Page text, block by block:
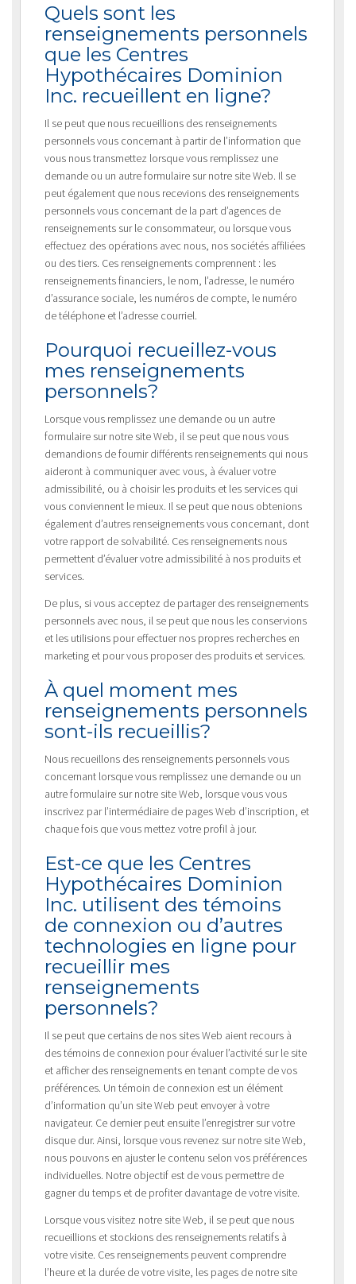
Quels sont les
renseignements personnels
que les Centres
Hypothécaires Dominion
Inc. recueillent en ligne?
Il se peut que nous recueillions des renseignements
personnels vous concernant à partir de l’information que
vous nous transmettez lorsque vous remplissez une
demande ou un autre formulaire sur notre site Web. Il se
peut également que nous recevions des renseignements
personnels vous concernant de la part d’agences de
renseignements sur le consommateur, ou lorsque vous
effectuez des opérations avec nous, nos sociétés affiliées
ou des tiers. Ces renseignements comprennent : les
renseignements financiers, le nom, l’adresse, le numéro
d’assurance sociale, les numéros de compte, le numéro
de téléphone et l’adresse courriel.
Pourquoi recueillez-vous
mes renseignements
personnels?
Lorsque vous remplissez une demande ou un autre
formulaire sur notre site Web, il se peut que nous vous
demandions de fournir différents renseignements qui nous
aideront à communiquer avec vous, à évaluer votre
admissibilité, ou à choisir les produits et les services qui
vous conviennent le mieux. Il se peut que nous obtenions
également d’autres renseignements vous concernant, dont
votre rapport de solvabilité. Ces renseignements nous
permettent d’évaluer votre admissibilité à nos produits et
services.
De plus, si vous acceptez de partager des renseignements
personnels avec nous, il se peut que nous les conservions
et les utilisions pour effectuer nos propres recherches en
marketing et pour vous proposer des produits et services.
À quel moment mes
renseignements personnels
sont-ils recueillis?
Nous recueillons des renseignements personnels vous
concernant lorsque vous remplissez une demande ou un
autre formulaire sur notre site Web, lorsque vous vous
inscrivez par l’intermédiaire de pages Web d’inscription, et
chaque fois que vous mettez votre profil à jour.
Est-ce que les Centres
Hypothécaires Dominion
Inc. utilisent des témoins
de connexion ou d’autres
technologies en ligne pour
recueillir mes
renseignements
personnels?
Il se peut que certains de nos sites Web aient recours à
des témoins de connexion pour évaluer l’activité sur le site
et afficher des renseignements en tenant compte de vos
préférences. Un témoin de connexion est un élément
d’information qu’un site Web peut envoyer à votre
navigateur. Ce dernier peut ensuite l’enregistrer sur votre
disque dur. Ainsi, lorsque vous revenez sur notre site Web,
nous pouvons en ajuster le contenu selon vos préférences
individuelles. Notre objectif est de vous permettre de
gagner du temps et de profiter davantage de votre visite.
Lorsque vous visitez notre site Web, il se peut que nous
recueillions et stockions des renseignements relatifs à
votre visite. Ces renseignements peuvent comprendre
l’heure et la durée de votre visite, les pages de notre site